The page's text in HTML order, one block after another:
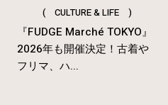
( CULTURE & LIFE )
『FUDGE Marché TOKYO』
2026年も開催決定！古着や
フリマ、ハ...